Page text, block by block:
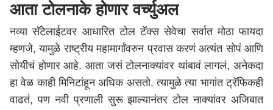
आता टोलनाके होणार वर्च्युअल
नव्या सॅटेलाईटवर आधारित टोल टॅक्स सेवेचा सर्वात मोठा फायदा
म्हणजे, यामुळे राष्ट्रीय महामार्गांवरुन प्रवास करणं अत्यंत सोपं आणि
सोयीचं होणार आहे. आता जसं टोलनाक्यांवर थांबावं लागलं, अनेकदा
हा वेळ काही मिनिटांहून अधिक असतो. त्यामुळे त्या भागांत ट्रॅफिकही
वाढतं, पण नवी प्रणाली सुरू झाल्यानंतर टोल नाक्यांवर अजिबात